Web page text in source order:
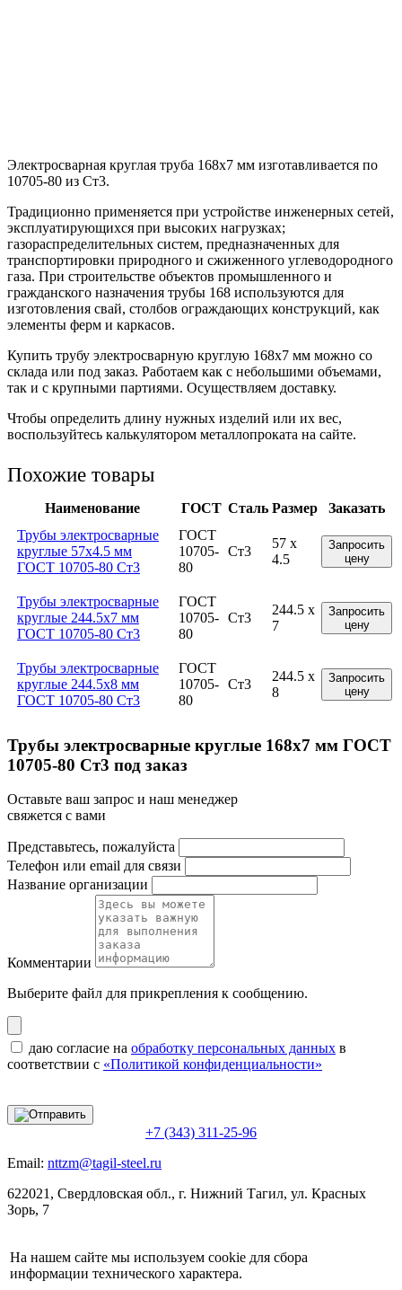
Электросварная круглая труба 168х7 мм изготавливается по
10705-80 из Ст3.
Традиционно применяется при устройстве инженерных сетей,
эксплуатирующихся при высоких нагрузках;
газораспределительных систем, предназначенных для
транспортировки природного и сжиженного углеводородного
газа. При строительстве объектов промышленного и
гражданского назначения трубы 168 используются для
изготовления свай, столбов ограждающих конструкций, как
элементы ферм и каркасов.
Купить трубу электросварную круглую 168х7 мм можно со
склада или под заказ. Работаем как с небольшими объемами,
так и с крупными партиями. Осуществляем доставку.
Чтобы определить длину нужных изделий или их вес,
воспользуйтесь калькулятором металлопроката на сайте.
Похожие товары
Наименование ГОСТ Сталь Размер
Заказать
Трубы электросварные
круглые 57x4.5 мм
ГОСТ 10705-80 Ст3
ГОСТ
10705-
80
Ст3
57 x
4.5
Запросить
цену
Трубы электросварные
круглые 244.5x7 мм
ГОСТ 10705-80 Ст3
ГОСТ
10705-
80
Ст3
244.5 x
7
Запросить
цену
Трубы электросварные
круглые 244.5x8 мм
ГОСТ 10705-80 Ст3
ГОСТ
10705-
80
Ст3
244.5 x
8
Запросить
цену
Трубы электросварные круглые 168x7 мм ГОСТ
10705-80 Ст3 под заказ
Оставьте ваш запрос и наш менеджер
свяжется с вами
Представьтесь, пожалуйста
Телефон или email для связи
Название организации
Комментарии
Выберите файл для прикрепления к сообщению.
даю согласие на обработку персональных данных в
соответствии с «Политикой конфиденциальности»
+7 (343) 311-25-96
Email: nttzm@tagil-steel.ru
622021, Свердловская обл., г. Нижний Тагил, ул. Красных
Зорь, 7
На нашем сайте мы используем cookie для сбора
информации технического характера.